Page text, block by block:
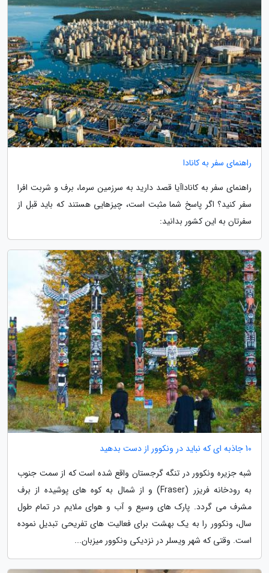
راهنمای سفر به کانادا
راهنمای سفر به کاناداآیا قصد دارید به سرزمین سرما، برف و شربت افرا
سفر کنید؟ اگر پاسخ شما مثبت است، چیزهایی هستند که باید قبل از
سفرتان به این کشور بدانید:
10 جاذبه ای که نباید در ونکوور از دست بدهید
شبه جزیره ونکوور در تنگه گرجستان واقع شده است که از سمت جنوب
به رودخانه فریزر (Fraser) و از شمال به کوه های پوشیده از برف
مشرف می گردد. پارک های وسیع و آب و هوای ملایم در تمام طول
سال، ونکوور را به یک بهشت برای فعالیت های تفریحی تبدیل نموده
است. وقتی که شهر ویسلر در نزدیکی ونکوور میزبان...